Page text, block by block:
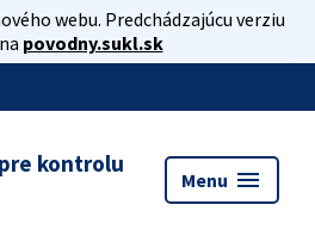
webu. Predchádzajúcu verziu
povodny.sukl.sk
kontrolu
Menu menu